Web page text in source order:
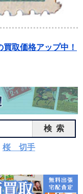
取価格アップ中！
検索
桜 切手